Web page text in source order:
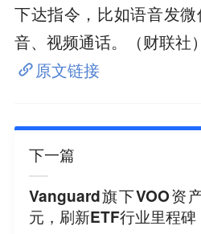
下达指令，比如语音发
音、视频通话。（财联社）
原文链接
下一篇
Vanguard旗下VOO资
元，刷新ETF行业里程碑